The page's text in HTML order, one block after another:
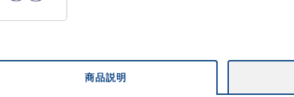
商品説明